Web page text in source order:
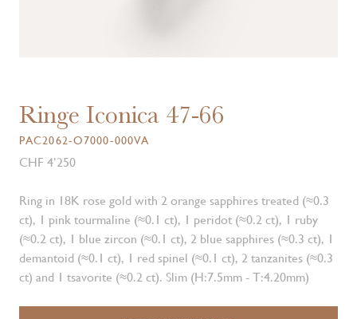
Ringe Iconica 47-66
PAC2062-O7000-000VA
CHF 4’250
Ring in 18K rose gold with 2 orange sapphires treated (≈0.3
ct), 1 pink tourmaline (≈0.1 ct), 1 peridot (≈0.2 ct), 1 ruby
(≈0.2 ct), 1 blue zircon (≈0.1 ct), 2 blue sapphires (≈0.3 ct), 1
demantoid (≈0.1 ct), 1 red spinel (≈0.1 ct), 2 tanzanites (≈0.3
ct) and 1 tsavorite (≈0.2 ct). Slim (H:7.5mm - T:4.20mm)